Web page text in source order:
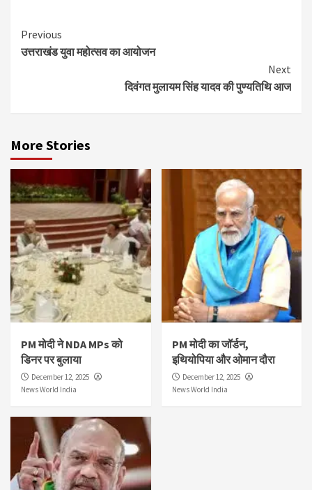
Continue
Reading
Previous
उत्तराखंड युवा महोत्सव का आयोजन
Next
दिवंगत मुलायम सिंह यादव की पुण्यतिथि आज
More Stories
PM मोदी ने NDA MPs को
डिनर पर बुलाया
December 12, 2025
News World India
PM मोदी का जॉर्डन,
इथियोपिया और ओमान दौरा
December 12, 2025
News World India